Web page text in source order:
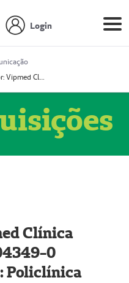
Login
Prestador: Vipmed Clínica Geral Ltda, 51004349-0 (Nome Fantasia: Policlínica Master)
Clínica
0
Policlínica